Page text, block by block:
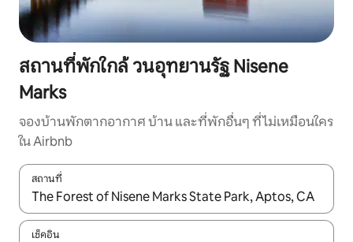
สถานที่พักใกล้ วนอุทยานรัฐ Nisene
Marks
จองบ้านพักตากอากาศ บ้าน และที่พักอื่นๆ ที่ไม่เหมือนใคร
ใน Airbnb
สถานที่
ใช้ลูกศรขึ้นลง หรือใช้การสัมผัสหรือปัด เพื่อสำรวจผลการค้นหา
เช็คอิน